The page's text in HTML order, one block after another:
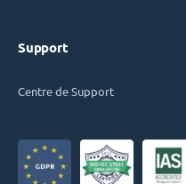
Support
Centre de Support